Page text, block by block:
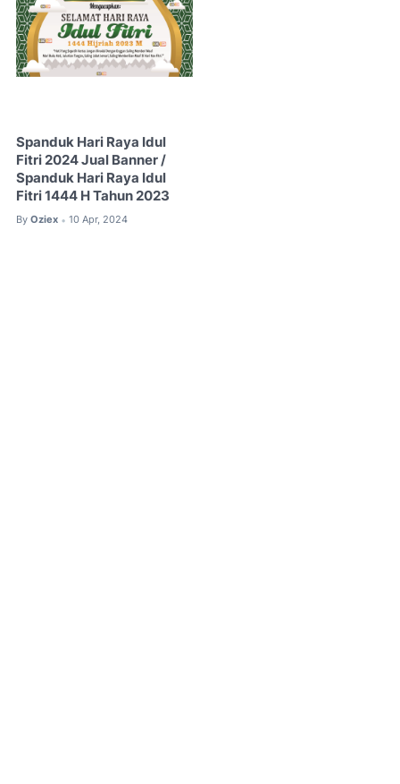
Spanduk Hari Raya Idul
Fitri 2024 Jual Banner /
Spanduk Hari Raya Idul
Fitri 1444 H Tahun 2023
By Oziex • 10 Apr, 2024